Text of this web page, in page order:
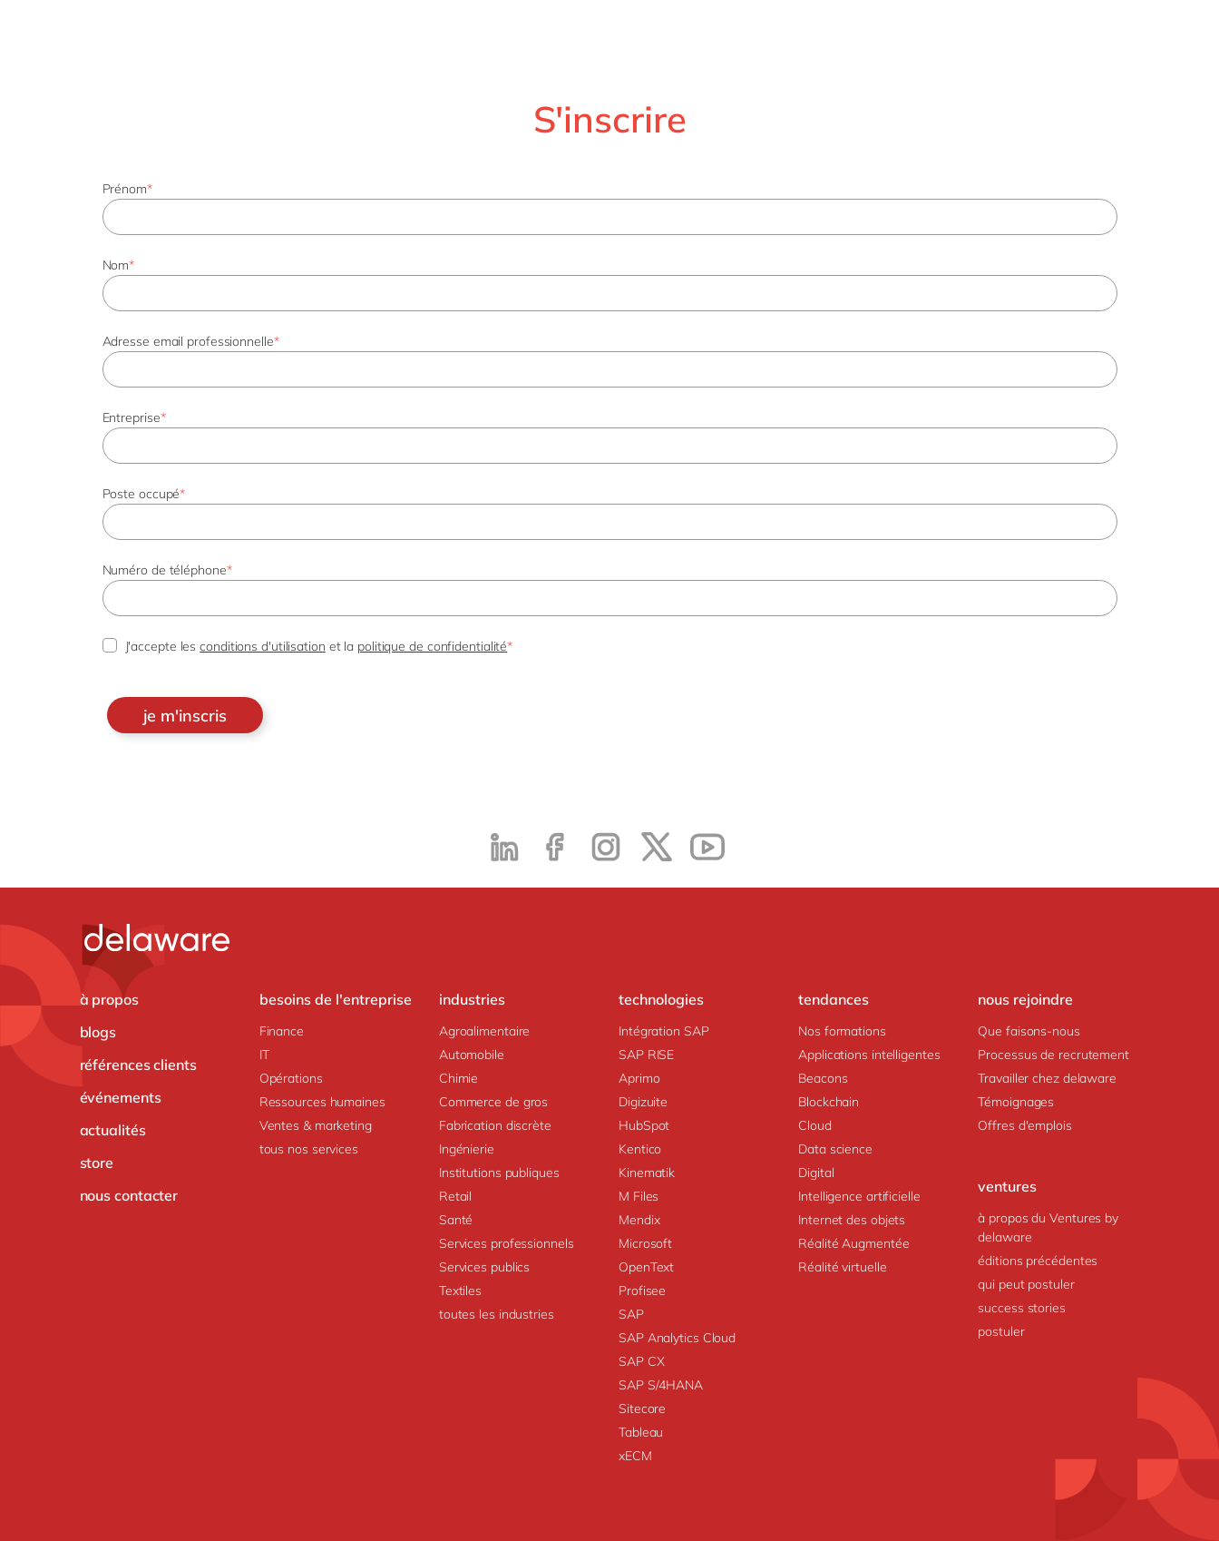
S'inscrire
Prénom*
Nom*
Adresse email professionnelle*
Entreprise*
Poste occupé*
Numéro de téléphone*
J'accepte lesconditions d'utilisation et la politique de confidentialité*
à propos
blogs
références clients
événements
actualités
store
nous contacter
besoins de l'entreprise
Finance
IT
Opérations
Ressources humaines
Ventes & marketing
tous nos services
industries
Agroalimentaire
Automobile
Chimie
Commerce de gros
Fabrication discrète
Ingénierie
Institutions publiques
Retail
Santé
Services professionnels
Services publics
Textiles
toutes les industries
technologies
Intégration SAP
SAP RISE
Aprimo
Digizuite
HubSpot
Kentico
Kinematik
M Files
Mendix
Microsoft
OpenText
Profisee
SAP
SAP Analytics Cloud
SAP CX
SAP S/4HANA
Sitecore
Tableau
xECM
tendances
Nos formations
Applications intelligentes
Beacons
Blockchain
Cloud
Data science
Digital
Intelligence artificielle
Internet des objets
Réalité Augmentée
Réalité virtuelle
nous rejoindre
Que faisons-nous
Processus de recrutement
Travailler chez delaware
Témoignages
Offres d'emplois
ventures
à propos du Ventures by
delaware
éditions précédentes
qui peut postuler
success stories
postuler